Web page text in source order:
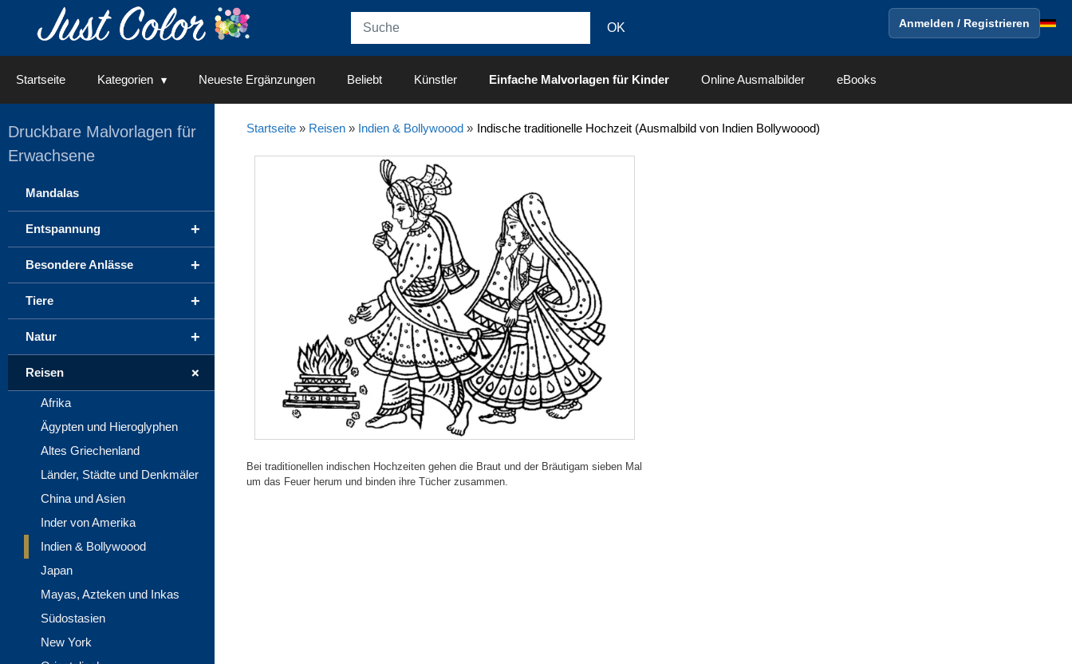
Anmelden / Registrieren
Startseite Kategorien Neueste Ergänzungen Beliebt Künstler Einfache Malvorlagen für Kinder Online Ausmalbilder eBooks
Startseite» Reisen» Indien & Bollywoood» Indische traditionelle Hochzeit (Ausmalbild von Indien Bollywoood)
Bei traditionellen indischen Hochzeiten gehen die Braut und der Bräutigam sieben Mal
um das Feuer herum und binden ihre Tücher zusammen.
Druckbare Malvorlagen für
Erwachsene
Mandalas
+
Entspannung
+
Besondere Anlässe
+
Tiere
+
Natur
+
Reisen
Afrika
Ägypten und Hieroglyphen
Altes Griechenland
Länder, Städte und Denkmäler
China und Asien
Inder von Amerika
Indien & Bollywoood
Japan
Mayas, Azteken und Inkas
Südostasien
New York